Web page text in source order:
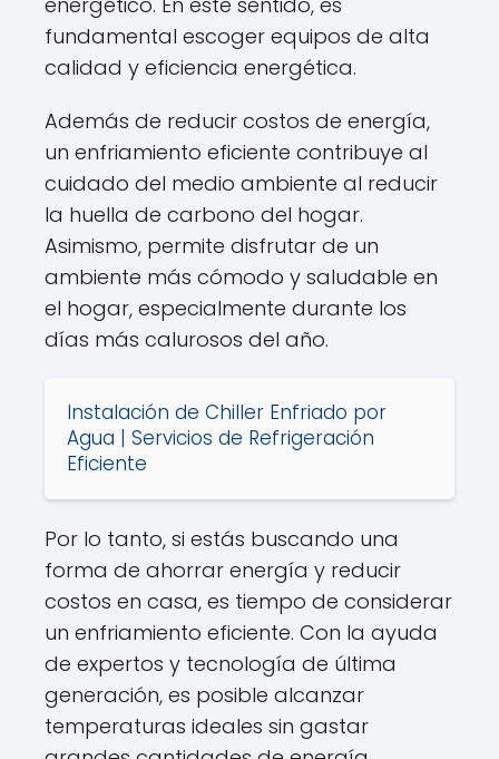
fundamental escoger equipos de alta
calidad y eficiencia energética.
Además de reducir costos de energía,
un enfriamiento eficiente contribuye al
cuidado del medio ambiente al reducir
la huella de carbono del hogar.
Asimismo, permite disfrutar de un
ambiente más cómodo y saludable en
el hogar, especialmente durante los
días más calurosos del año.
Instalación de Chiller Enfriado por
Agua | Servicios de Refrigeración
Eficiente
Por lo tanto, si estás buscando una
forma de ahorrar energía y reducir
costos en casa, es tiempo de considerar
un enfriamiento eficiente. Con la ayuda
de expertos y tecnología de última
generación, es posible alcanzar
temperaturas ideales sin gastar